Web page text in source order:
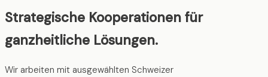
Strategische Kooperationen für
ganzheitliche Lösungen.
Wir arbeiten mit ausgewählten Schweizer